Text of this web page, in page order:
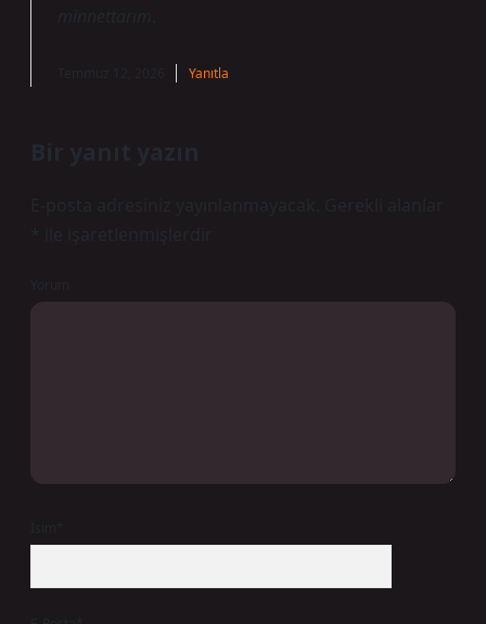
minnettarım
Yanıtla
Bir yanıt yazın
E-posta adresiniz yayınlanmayacak.
Gerekli alanlar
ile işaretlenmişlerdir